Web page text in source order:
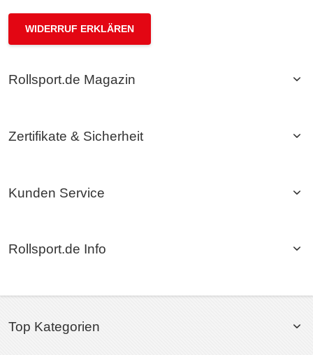
WIDERRUF ERKLÄREN
Rollsport.de Magazin
Zertifikate & Sicherheit
Kunden Service
Rollsport.de Info
Top Kategorien